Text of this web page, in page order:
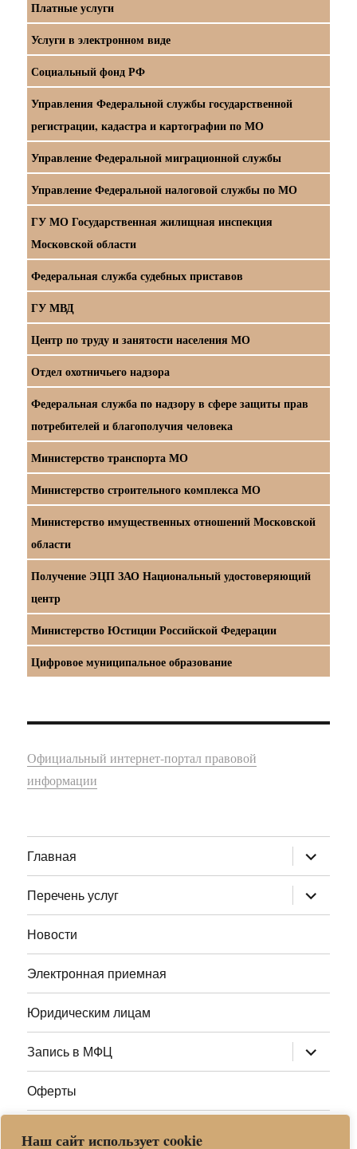
Наш сайт использует cookie
Платные услуги
Услуги в электронном виде
Социальный фонд РФ
Управления Федеральной службы государственной
регистрации, кадастра и картографии по МО
Управление Федеральной миграционной службы
Управление Федеральной налоговой службы по МО
ГУ МО Государственная жилищная инспекция
Московской области
Федеральная служба судебных приставов
ГУ МВД
Центр по труду и занятости населения МО
Отдел охотничьего надзора
Федеральная служба по надзору в сфере защиты прав
потребителей и благополучия человека
Министерство транспорта МО
Министерство строительного комплекса МО
Министерство имущественных отношений Московской
области
Получение ЭЦП ЗАО Национальный удостоверяющий
центр
Министерство Юстиции Российской Федерации
Цифровое муниципальное образование
Официальный интернет-портал правовой
информации
Главная раскрыть
дочернее
меню
Перечень услуг
раскрыть
дочернее
меню
Новости
Электронная приемная
Юридическим лицам
Запись в МФЦ раскрыть
дочернее
меню
Оферты